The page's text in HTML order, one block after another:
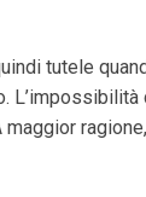
tutele